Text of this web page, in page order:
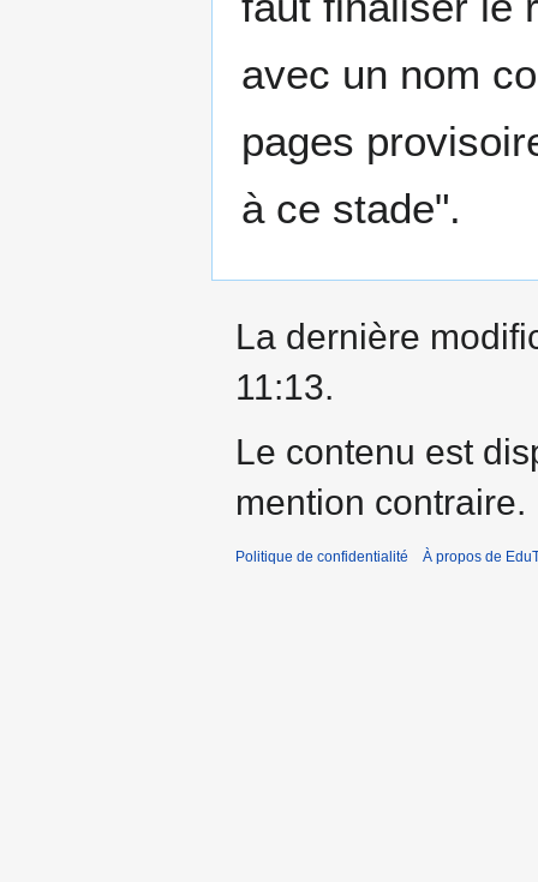
avec un nom
pages
à ce stade".
La dernière
11:13.
Le contenu est
mention contraire.
Politique de confidentialité À propos de